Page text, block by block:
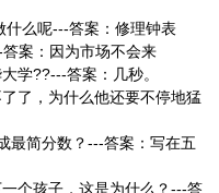
什么呢---答案：修理钟表
案：因为市场不会来
学??---答案：几秒。
了，为什么他还要不停地猛
最简分数？---答案：写在五
个孩子，这是为什么？---答